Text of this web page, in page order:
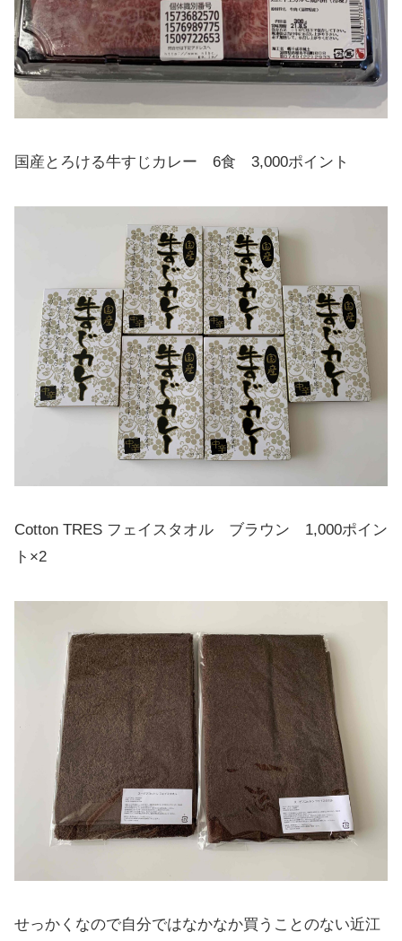
国産とろける牛すじカレー 6食 3,000ポイント
Cotton TRES フェイスタオル ブラウン 1,000ポイン
ト×2
せっかくなので自分ではなかなか買うことのない近江